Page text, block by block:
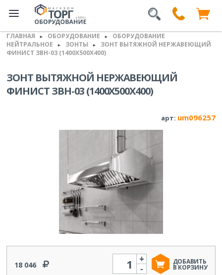
ГЛАВНАЯ ► ОБОРУДОВАНИЕ ►
ОБОРУДОВАНИЕ
НЕЙТРАЛЬНОЕ
► ЗОНТЫ ►
ЗОНТ ВЫТЯЖНОЙ НЕРЖАВЕЮЩИЙ
ФИНИСТ ЗВН-03 (1400Х500Х400)
ЗОНТ ВЫТЯЖНОЙ НЕРЖАВЕЮЩИЙ
ФИНИСТ ЗВН-03 (1400Х500Х400)
арт: um096257
18 046
Количество
-
+ ДОБАВИТЬ
В КОРЗИНУ